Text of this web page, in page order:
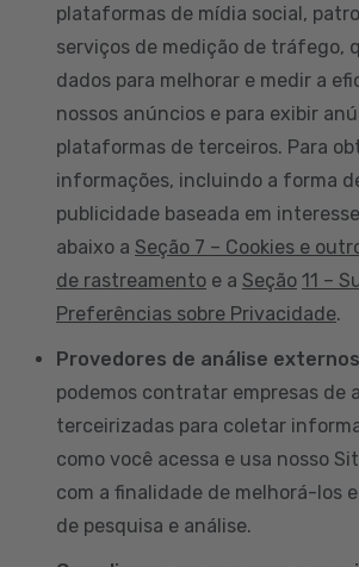
plataformas de mídia social,
serviços de medição de tráfego,
dados para melhorar e medir a
nossos anúncios e para exibir
plataformas de terceiros. Para
informações, incluindo a forma
publicidade baseada em
abaixo a Seção 7 – Cookies e
de rastreamento e a Seção 11 –
Preferências sobre Privacidade.
Provedores de análise
podemos contratar empresas de
terceirizadas para coletar
como você acessa e usa nosso
com a finalidade de melhorá-los
de pesquisa e análise.